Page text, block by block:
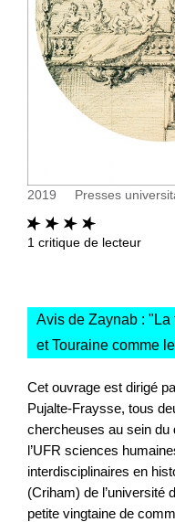
2019 Presses
1 critique de lecteur
Avis de Zaynab : " La
et Touraine comme
Cet ouvrage est dirigé
Pujalte-Fraysse, tous
chercheuses au sein du
l’UFR sciences
interdisciplinaires en
(Criham) de l’université
petite vingtaine de